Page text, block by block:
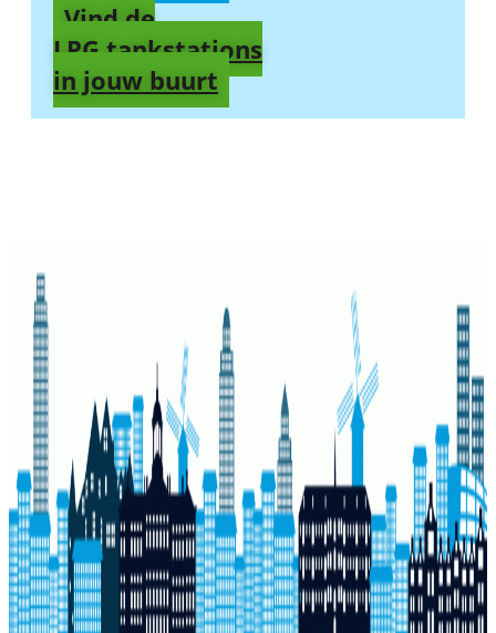
Vind de
LPG tankstations
in jouw buurt